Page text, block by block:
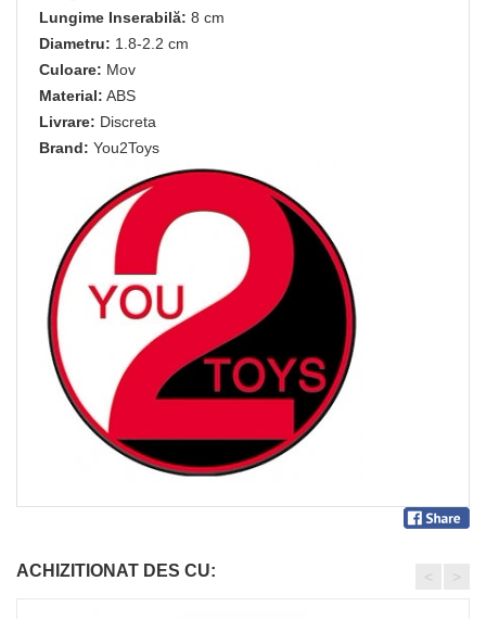
Lungime Inserabilă: 8 cm
Diametru: 1.8-2.2 cm
Culoare: Mov
Material: ABS
Livrare: Discreta
Brand: You2Toys
ACHIZITIONAT DES CU: < >